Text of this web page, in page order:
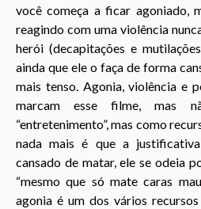
você começa a ficar agoniado,
reagindo com uma violência
herói (decapitações e
ainda que ele o faça de forma
mais tenso. Agonia, violência e
marcam esse filme, mas
“entretenimento”, mas como
nada mais é que a
cansado de matar, ele se odeia
“mesmo que só mate caras
agonia é um dos vários